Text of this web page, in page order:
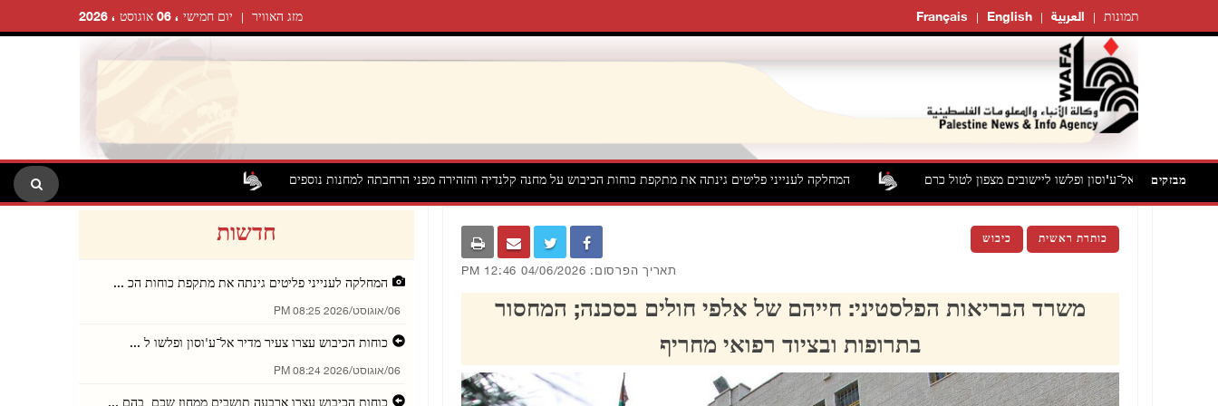
Français English العربية תמונות יום חמישי ، 06 אוגוסט ، 2026 מזג האוויר
מבזקים
צעיר מדיר אל־ע'וסון ופלשו ליישובים מצפון לטול כרם המחלקה לענייני פליטים גינתה את מתקפת כוחות הכיבוש על מחנה קלנדיה והזהירה מפני הרחבתה למחנות נוספים
כותרת ראשית כיבוש
תאריך הפרסום: 04/06/2026 12:46 PM
משרד הבריאות הפלסטיני: חייהם של אלפי חולים בסכנה; המחסור
בתרופות ובציוד רפואי מחריף
חדשות
המחלקה לענייני פליטים גינתה את מתקפת כוחות הכ ...
06/אוגוסט/2026 08:25 PM
כוחות הכיבוש עצרו צעיר מדיר אל־ע'וסון ופלשו ל ...
06/אוגוסט/2026 08:24 PM